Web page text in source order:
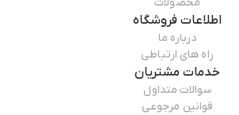
اطلاعات فروشگاه
درباره ما
راه های ارتباطی
خدمات مشتریان
سوالات متداول
قوانین مرجوعی